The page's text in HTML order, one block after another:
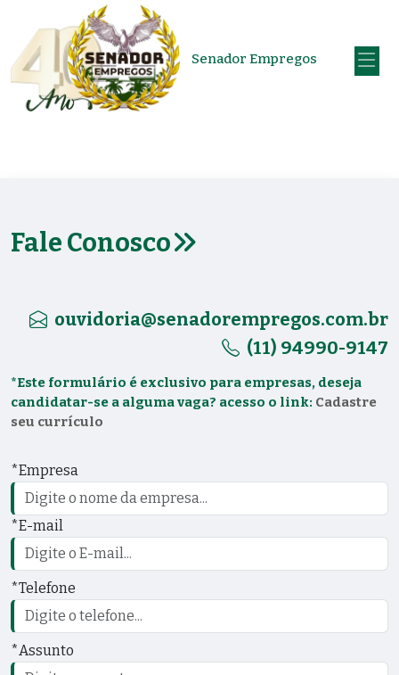
Senador Empregos
Fale Conosco
ouvidoria@senadorempregos.com.br
(11) 94990-9147
*Este formulário é exclusivo para empresas, deseja
candidatar-se a alguma vaga? acesso o link: Cadastre
seu currículo
*Empresa
*E-mail
*Telefone
*Assunto